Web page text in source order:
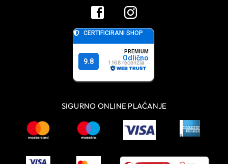
SIGURNO ONLINE PLAĆANJE